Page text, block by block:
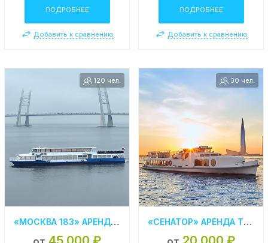
ПОДРОБНЕЕ
Добавить к сравнению
ПОДРОБНЕЕ
Добавить к сравнению
120 чел.
«МОСКВА 183» АРЕНДА ТЕПЛОХОДА В СПБ
30 чел.
«СЕНАТОР» АРЕНДА ТЕПЛОХОДА В СПБ